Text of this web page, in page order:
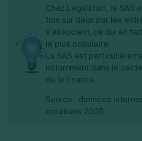
Chez Legalstart, la SAS
fois sur deux par les
s’associent, ce qui en
la plus populaire.
La SAS est
notamment dans le
de la finance.
Source : données
créations 2025